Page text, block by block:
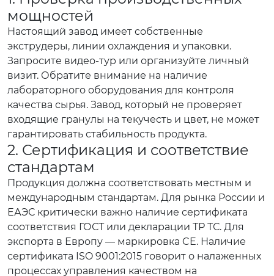
мощностей
Настоящий завод имеет собственные
экструдеры, линии охлаждения и упаковки.
Запросите видео-тур или организуйте личный
визит. Обратите внимание на наличие
лабораторного оборудования для контроля
качества сырья. Завод, который не проверяет
входящие гранулы на текучесть и цвет, не может
гарантировать стабильность продукта.
2. Сертификация и соответствие
стандартам
Продукция должна соответствовать местным и
международным стандартам. Для рынка России и
ЕАЭС критически важно наличие сертификата
соответствия ГОСТ или декларации ТР ТС. Для
экспорта в Европу — маркировка CE. Наличие
сертификата ISO 9001:2015 говорит о налаженных
процессах управления качеством на